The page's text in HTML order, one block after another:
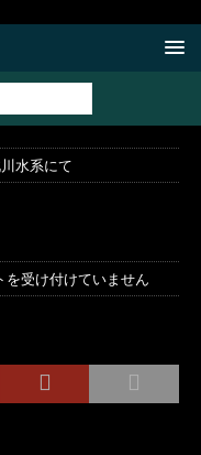
水系にて
を受け付けていません